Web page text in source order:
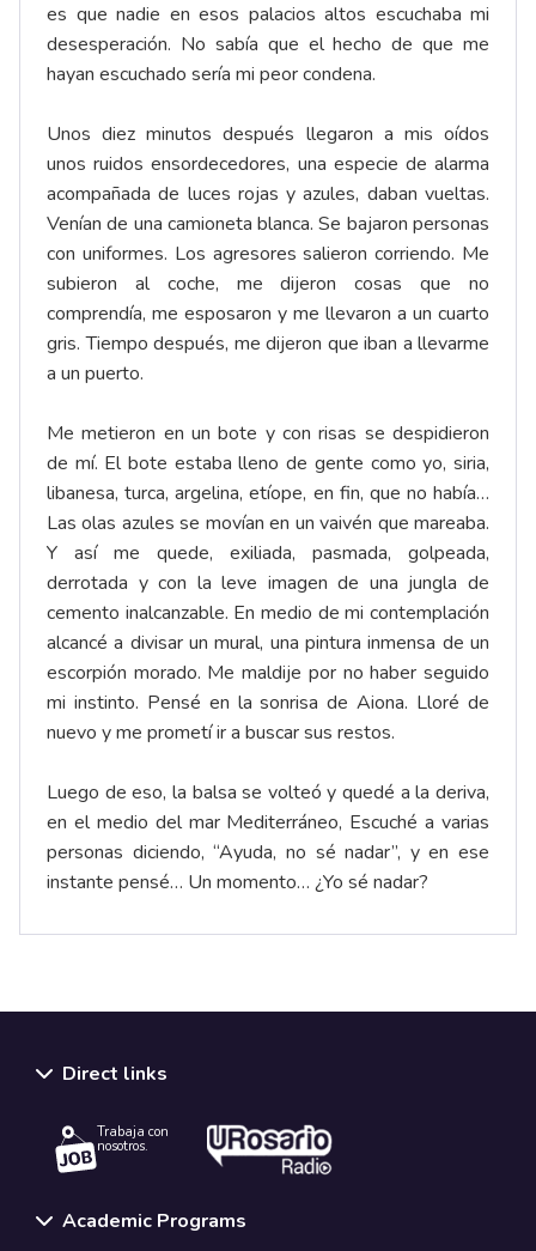
es que nadie en esos palacios altos escuchaba mi
desesperación. No sabía que el hecho de que me
hayan escuchado sería mi peor condena.
Unos diez minutos después llegaron a mis oídos
unos ruidos ensordecedores, una especie de alarma
acompañada de luces rojas y azules, daban vueltas.
Venían de una camioneta blanca. Se bajaron personas
con uniformes. Los agresores salieron corriendo. Me
subieron al coche, me dijeron cosas que no
comprendía, me esposaron y me llevaron a un cuarto
gris. Tiempo después, me dijeron que iban a llevarme
a un puerto.
Me metieron en un bote y con risas se despidieron
de mí. El bote estaba lleno de gente como yo, siria,
libanesa, turca, argelina, etíope, en fin, que no había…
Las olas azules se movían en un vaivén que mareaba.
Y así me quede, exiliada, pasmada, golpeada,
derrotada y con la leve imagen de una jungla de
cemento inalcanzable. En medio de mi contemplación
alcancé a divisar un mural, una pintura inmensa de un
escorpión morado. Me maldije por no haber seguido
mi instinto. Pensé en la sonrisa de Aiona. Lloré de
nuevo y me prometí ir a buscar sus restos.
Luego de eso, la balsa se volteó y quedé a la deriva,
en el medio del mar Mediterráneo, Escuché a varias
personas diciendo, “Ayuda, no sé nadar”, y en ese
instante pensé… Un momento… ¿Yo sé nadar?
Direct links
Trabaja con
nosotros.
Academic Programs